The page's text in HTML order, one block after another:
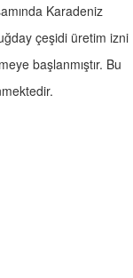
Karadeniz
çeşidi üretim izni
başlanmıştır. Bu